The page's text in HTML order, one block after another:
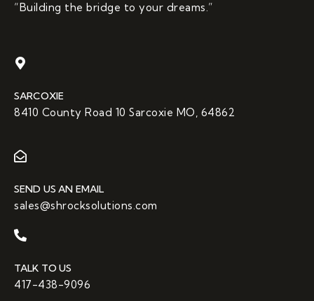
“Building the bridge to your dreams.”
SARCOXIE
8410 County Road 10 Sarcoxie MO, 64862
SEND US AN EMAIL
sales@shrocksolutions.com
TALK TO US
417-438-9096